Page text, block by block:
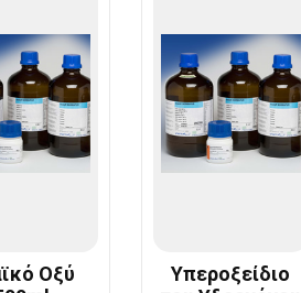
Οξύ
Υπεροξείδιο